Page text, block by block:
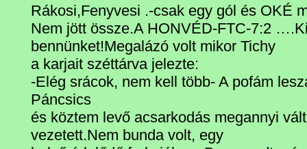
Rákosi,Fenyvesi .-csak egy gól és OKÉ
Nem jött össze.A HONVÉD-FTC-7:2
bennünket!Megalázó volt mikor Tichy
a karjait széttárva jelezte:
-Elég srácok, nem kell több- A pofám
Páncsics
és köztem levő acsarkodás megannyi
vezetett.Nem bunda volt, egy